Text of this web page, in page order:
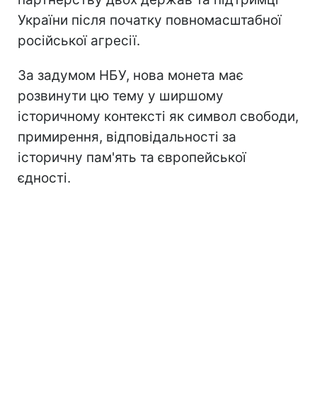
України після початку повномасштабної
російської агресії.
За задумом НБУ, нова монета має
розвинути цю тему у ширшому
історичному контексті як символ свободи,
примирення, відповідальності за
історичну пам'ять та європейської
єдності.